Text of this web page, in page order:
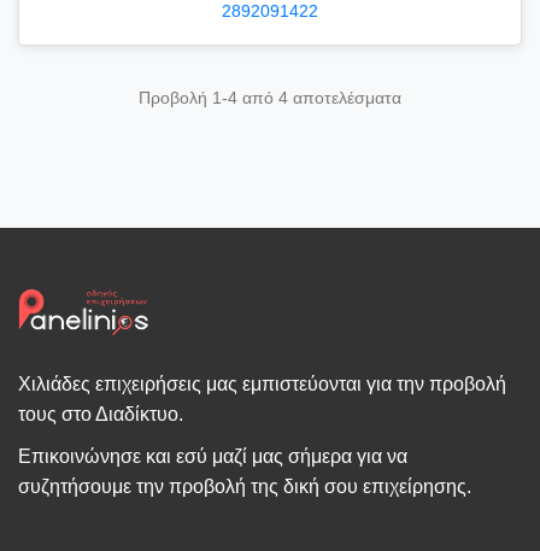
2892091422
Προβολή 1-4 από 4 αποτελέσματα
Χιλιάδες επιχειρήσεις μας εμπιστεύονται για την προβολή
τους στο Διαδίκτυο.
Επικοινώνησε και εσύ μαζί μας σήμερα για να
συζητήσουμε την προβολή της δική σου επιχείρησης.